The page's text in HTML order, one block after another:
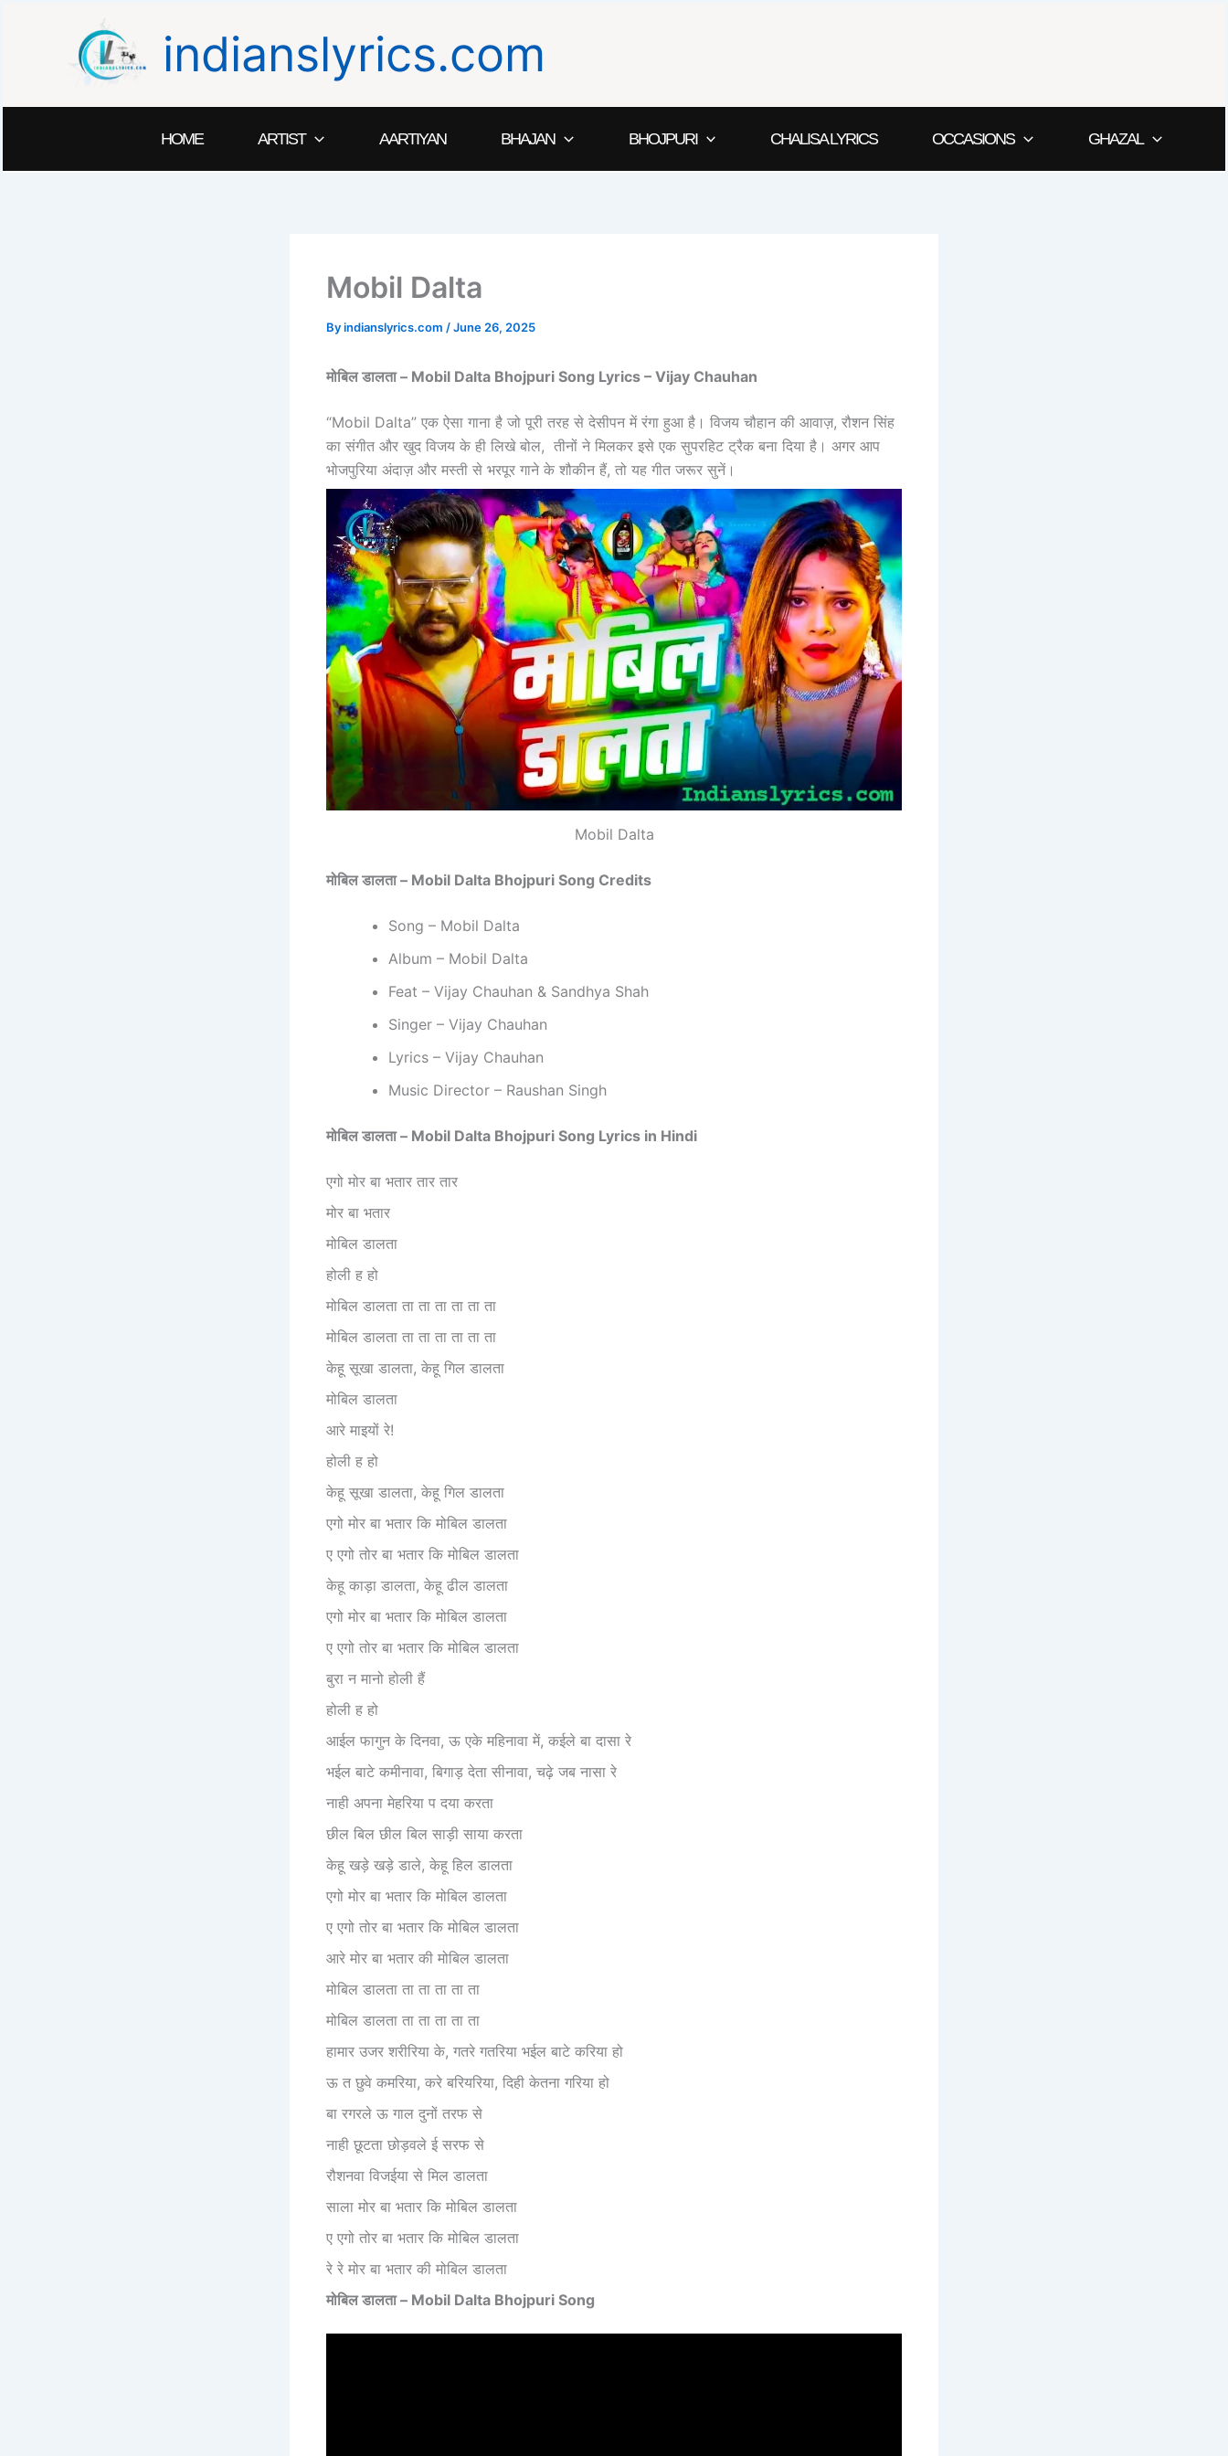
indianslyrics.com
HOME ARTIST AARTIYAN BHAJAN BHOJPURI CHALISA LYRICS OCCASIONS GHAZAL
Mobil Dalta
Byindianslyrics.com /June 26, 2025
मोबिलडालता – Mobil Dalta Bhojpuri Song Lyrics – Vijay Chauhan
“Mobil Dalta” एक ऐसा गाना है जो पूरी तरह से देसीपन में रंगा हुआ है। विजय चौहान की आवाज़, रौशन सिंह
का संगीत और खुद विजय के ही लिखे बोल, तीनों ने मिलकर इसे एक सुपरहिट ट्रैक बना दिया है। अगर आप
भोजपुरिया अंदाज़ और मस्ती से भरपूर गाने के शौकीन हैं, तो यह गीत जरूर सुनें।
Mobil Dalta
मोबिलडालता – Mobil Dalta Bhojpuri Song Credits
Song – Mobil Dalta
Album – Mobil Dalta
Feat – Vijay Chauhan & Sandhya Shah
Singer – Vijay Chauhan
Lyrics – Vijay Chauhan
Music Director – Raushan Singh
मोबिलडालता – Mobil Dalta Bhojpuri Song Lyrics in Hindi
एगो मोर बा भतार तार तार
मोर बा भतार
मोबिल डालता
होली ह हो
मोबिल डालता ता ता ता ता ता ता
मोबिल डालता ता ता ता ता ता ता
केहू सूखा डालता, केहू गिल डालता
मोबिल डालता
आरे माइयों रे!
होली ह हो
केहू सूखा डालता, केहू गिल डालता
एगो मोर बा भतार कि मोबिल डालता
ए एगो तोर बा भतार कि मोबिल डालता
केहू काड़ा डालता, केहू ढील डालता
एगो मोर बा भतार कि मोबिल डालता
ए एगो तोर बा भतार कि मोबिल डालता
बुरा न मानो होली हैं
होली ह हो
आईल फागुन के दिनवा, ऊ एके महिनावा में, कईले बा दासा रे
भईल बाटे कमीनावा, बिगाड़ देता सीनावा, चढ़े जब नासा रे
नाही अपना मेहरिया प दया करता
छील बिल छील बिल साड़ी साया करता
केहू खड़े खड़े डाले, केहू हिल डालता
एगो मोर बा भतार कि मोबिल डालता
ए एगो तोर बा भतार कि मोबिल डालता
आरे मोर बा भतार की मोबिल डालता
मोबिल डालता ता ता ता ता ता
मोबिल डालता ता ता ता ता ता
हामार उजर शरीरिया के, गतरे गतरिया भईल बाटे करिया हो
ऊ त छुवे कमरिया, करे बरियरिया, दिही केतना गरिया हो
बा रगरले ऊ गाल दुनों तरफ से
नाही छूटता छोड़वले ई सरफ से
रौशनवा विजईया से मिल डालता
साला मोर बा भतार कि मोबिल डालता
ए एगो तोर बा भतार कि मोबिल डालता
रे रे मोर बा भतार की मोबिल डालता
मोबिलडालता – Mobil Dalta Bhojpuri Song